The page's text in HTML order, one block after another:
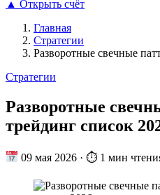
▲ Открыть счёт
Главная
Стратегии
Разворотные свечные
Стратегии
Разворотные
трейдинг список
09 мая 2026 · ⏱ 1 мин